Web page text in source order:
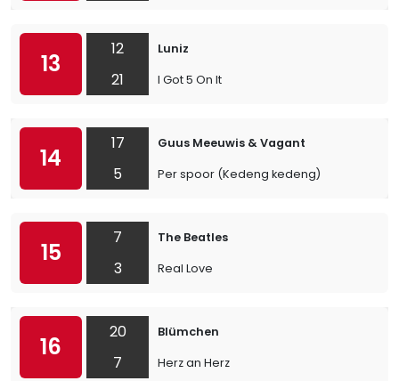
13
12
21
Luniz
I Got 5 On It
14
17
5
Guus Meeuwis & Vagant
Per spoor (Kedeng kedeng)
15
7
3
The Beatles
Real Love
16
20
7
Blümchen
Herz an Herz